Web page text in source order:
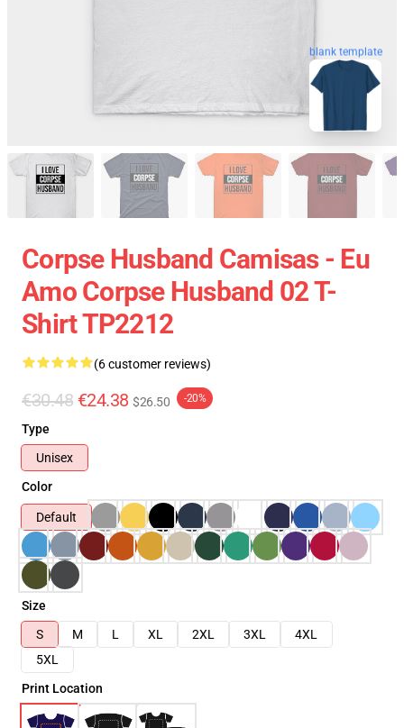
blank template
Corpse Husband Camisas - Eu
Amo Corpse Husband 02 T-
Shirt TP2212
(6 customer reviews)
€30.48 €24.38 $26.50 -20%
Type
Unisex
Color
Default
Size
S
M L XL 2XL 3XL
4XL
5XL
Print Location